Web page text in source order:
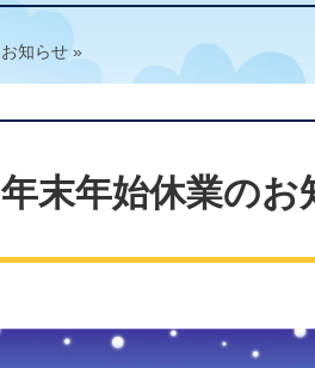
お知らせ »
年末年始休業のお